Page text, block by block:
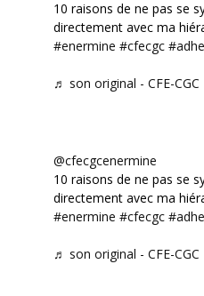
10 raisons de ne pas se
directement avec ma
#enermine #cfecgc
♬ son original - CFE-CGC
@cfecgcenermine
10 raisons de ne pas se
directement avec ma
#enermine #cfecgc
♬ son original - CFE-CGC